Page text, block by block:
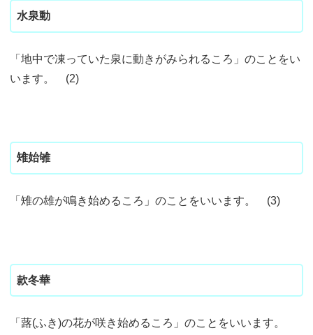
水泉動
「地中で凍っていた泉に動きがみられるころ」のことをい
います。 (2)
雉始雊
「雉の雄が鳴き始めるころ」のことをいいます。 (3)
款冬華
「蕗(ふき)の花が咲き始めるころ」のことをいいます。